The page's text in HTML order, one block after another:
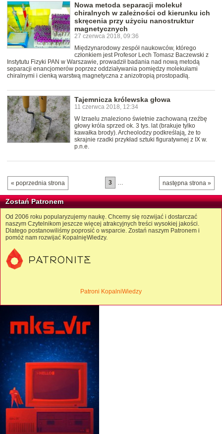
Nowa metoda separacji molekuł
chiralnych w zależności od kierunku ich
skręcenia przy użyciu nanostruktur
magnetycznych
27 czerwca 2018, 09:36
Międzynarodowy zespół naukowców, którego
członkiem jest Profesor Lech Tomasz Baczewski z
Instytutu Fizyki PAN w Warszawie, prowadził badania nad nową metodą
separacji enancjomerów poprzez oddziaływania pomiędzy molekułami
chiralnymi i cienką warstwą magnetyczna z anizotropią prostopadłą.
Tajemnicza królewska głowa
11 czerwca 2018, 12:34
W Izraelu znaleziono świetnie zachowaną rzeźbę
głowy króla sprzed ok. 3 tys. lat (brakuje tylko
kawałka brody). Archeolodzy podkreślają, że to
skrajnie rzadki przykład sztuki figuratywnej z IX w.
p.n.e.
« poprzednia strona następna strona »
3 …
Zostań Patronem
Od 2006 roku popularyzujemy naukę. Chcemy się rozwijać i dostarczać
naszym Czytelnikom jeszcze więcej atrakcyjnych treści wysokiej jakości.
Dlatego postanowiliśmy poprosić o wsparcie. Zostań naszym Patronem i
pomóż nam rozwijać KopalnięWiedzy.
Patroni KopalniWiedzy